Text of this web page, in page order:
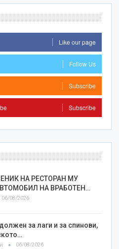
Like our page
Follow Us
Subscribe
Subscribe
НА РЕСТОРАН МУ
НА ВРАБОТЕН…
06/08/2026
за лаги и за спинови,
06/08/2026